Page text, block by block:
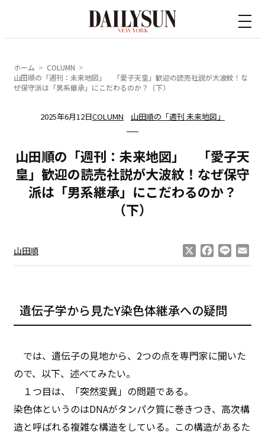
ホーム
COLUMN
山田順の「週刊：未来地図」 「愛子天皇」歓迎の読売社説が大波紋！な
ぜ保守派は「男系継承」にこだわるのか？（下）
2025年6月12日COLUMN 山田順の「週刊 未来地図」
山田順の「週刊：未来地図」 「愛子天
皇」歓迎の読売社説が大波紋！なぜ保守
派は「男系継承」にこだわるのか？
（下）
山田順 Facebook
Line
遺伝子学から見たY染色体継承への疑問
では、遺伝子の見地から、2つの点を専門家に聞いた
ので、以下、述べてみたい。
１つ目は、「突然変異」の問題である。
染色体というのはDNAがタンパク質に巻きつき、高次構
造と呼ばれる複雑な構造をしている。この構造があるた